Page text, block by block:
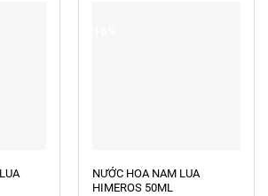
NƯỚC HOA NAM LUA
HIMEROS 50ML